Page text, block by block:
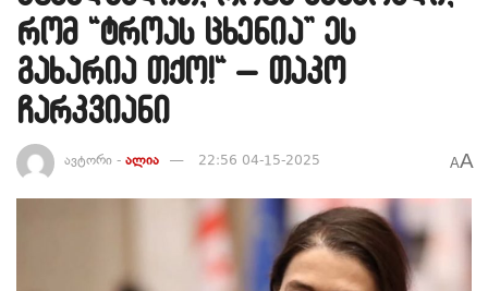
რომ “ტროას ცხენია” ეს
გახარია თქო!“ – თაკო
ჩარკვიანი
ავტორი - ალია 22:56 04-15-2025 AA